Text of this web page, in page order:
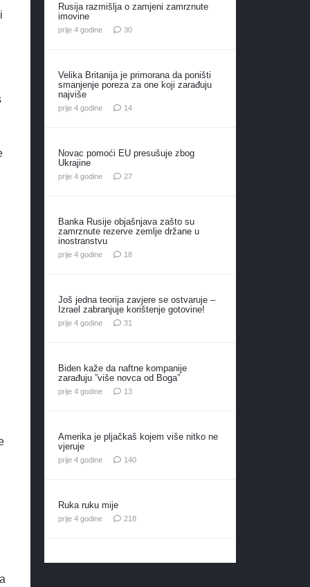
Rusija razmišlja o zamjeni zamrznute
imovine
prije 4 godine 30komentara
Velika Britanija je primorana da poništi
smanjenje poreza za one koji zarađuju
najviše
prije 4 godine 14komentara
Novac pomoći EU presušuje zbog
Ukrajine
prije 4 godine 27komentara
Banka Rusije objašnjava zašto su
zamrznute rezerve zemlje držane u
inostranstvu
prije 4 godine 18komentara
Još jedna teorija zavjere se ostvaruje –
Izrael zabranjuje korištenje gotovine!
prije 4 godine 31
Biden kaže da naftne kompanije
zarađuju ”više novca od Boga”
prije 4 godine 13komentara
Amerika je pljačkaš kojem više nitko ne
vjeruje
prije 4 godine 140komentara
Ruka ruku mije
prije 4 godine 218komentara